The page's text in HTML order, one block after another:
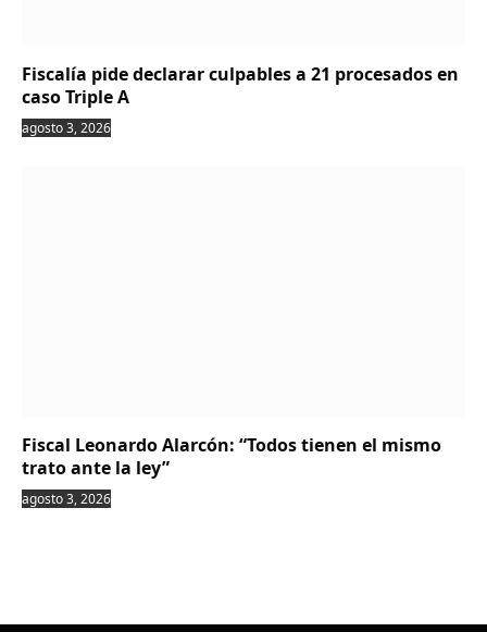
Fiscalía pide declarar culpables a 21 procesados en
caso Triple A
agosto 3, 2026
Fiscal Leonardo Alarcón: “Todos tienen el mismo
trato ante la ley”
agosto 3, 2026